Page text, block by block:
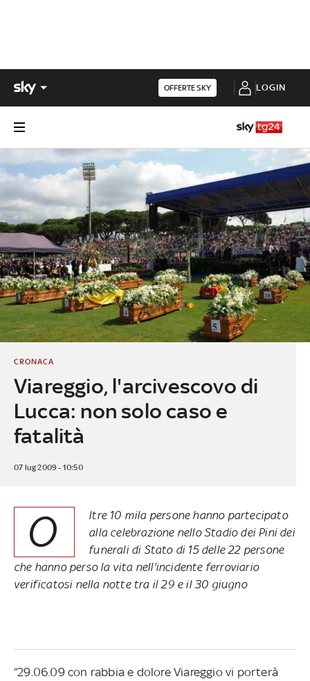
OFFERTE SKY LOGIN
Viareggio, l'arcivescovo di
Lucca: non solo caso e
fatalità
CRONACA
07 lug 2009 - 10:50
O
ltre 10 mila persone hanno partecipato
alla celebrazione nello Stadio dei Pini dei
funerali di Stato di 15 delle 22 persone
che hanno perso la vita nell'incidente ferroviario
verificatosi nella notte tra il 29 e il 30 giugno
“29.06.09 con rabbia e dolore Viareggio vi porterà